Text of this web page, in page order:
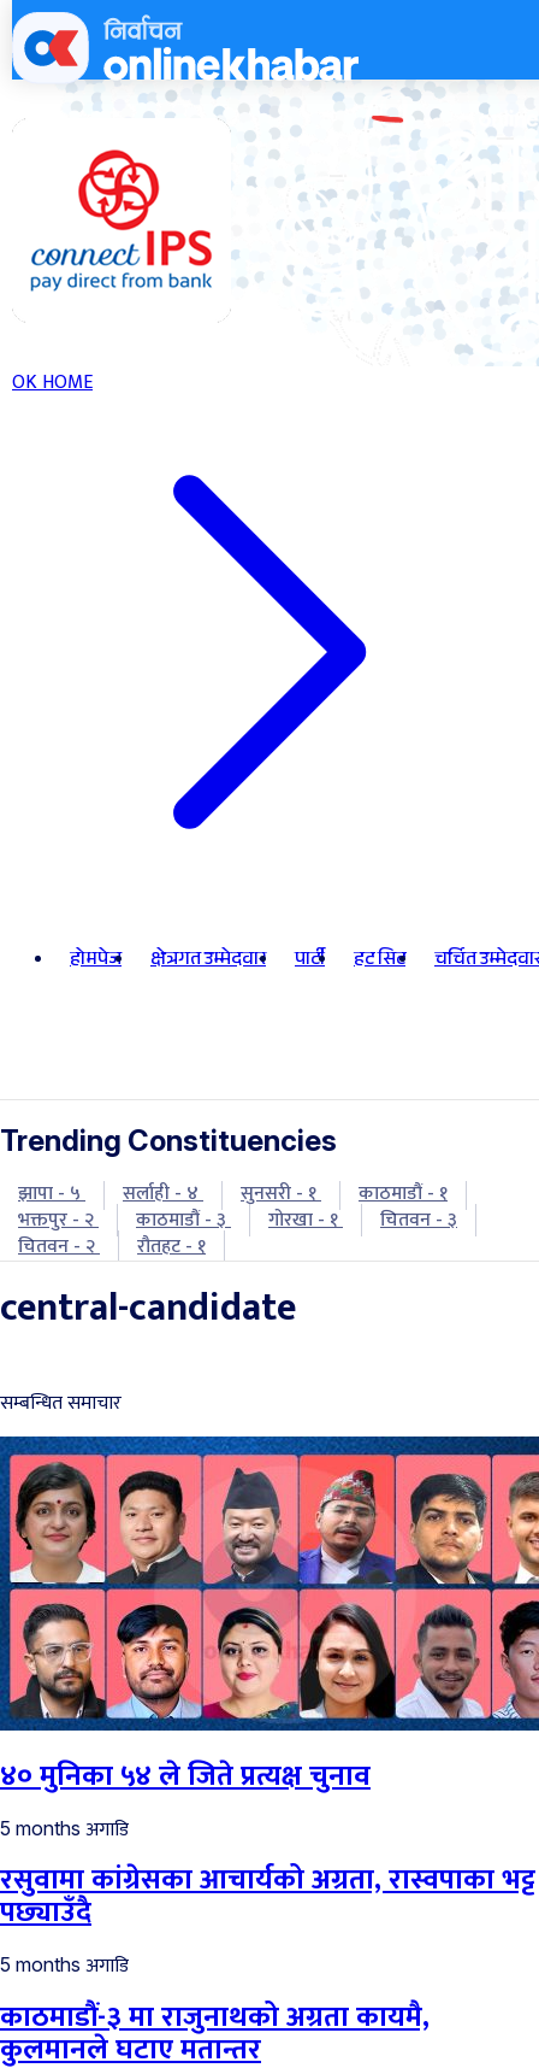
Skip
to
content
OK HOME
होमपेज क्षेत्रगत उम्मेदवार पार्टी हट सिट चर्चित
Trending Constituencies
झापा - ५ सर्लाही - ४ सुनसरी - १
काठमाडौं - १
भक्तपुर - २
काठमाडौं - ३ गोरखा - १
चितवन - ३
चितवन - २
रौतहट - १
central-candidate
सम्बन्धित समाचार
४० मुनिका ५४ ले जिते प्रत्यक्ष चुनाव
5 months अगाडि
रसुवामा कांग्रेसका आचार्यको अग्रता, रास्वपाका भट्ट
पछ्याउँदै
5 months अगाडि
काठमाडौं-३ मा राजुनाथको अग्रता कायमै,
कुलमानले घटाए मतान्तर